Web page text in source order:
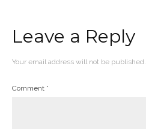
Leave a Reply
Your email address will not be published.
Comment *